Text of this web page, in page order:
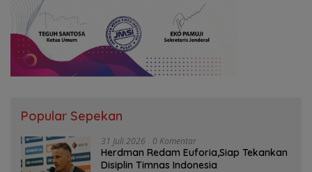
Popular Sepekan
31 Juli 2026 0 Komentar
Herdman Redam Euforia,Siap Tekankan
Disiplin Timnas Indonesia